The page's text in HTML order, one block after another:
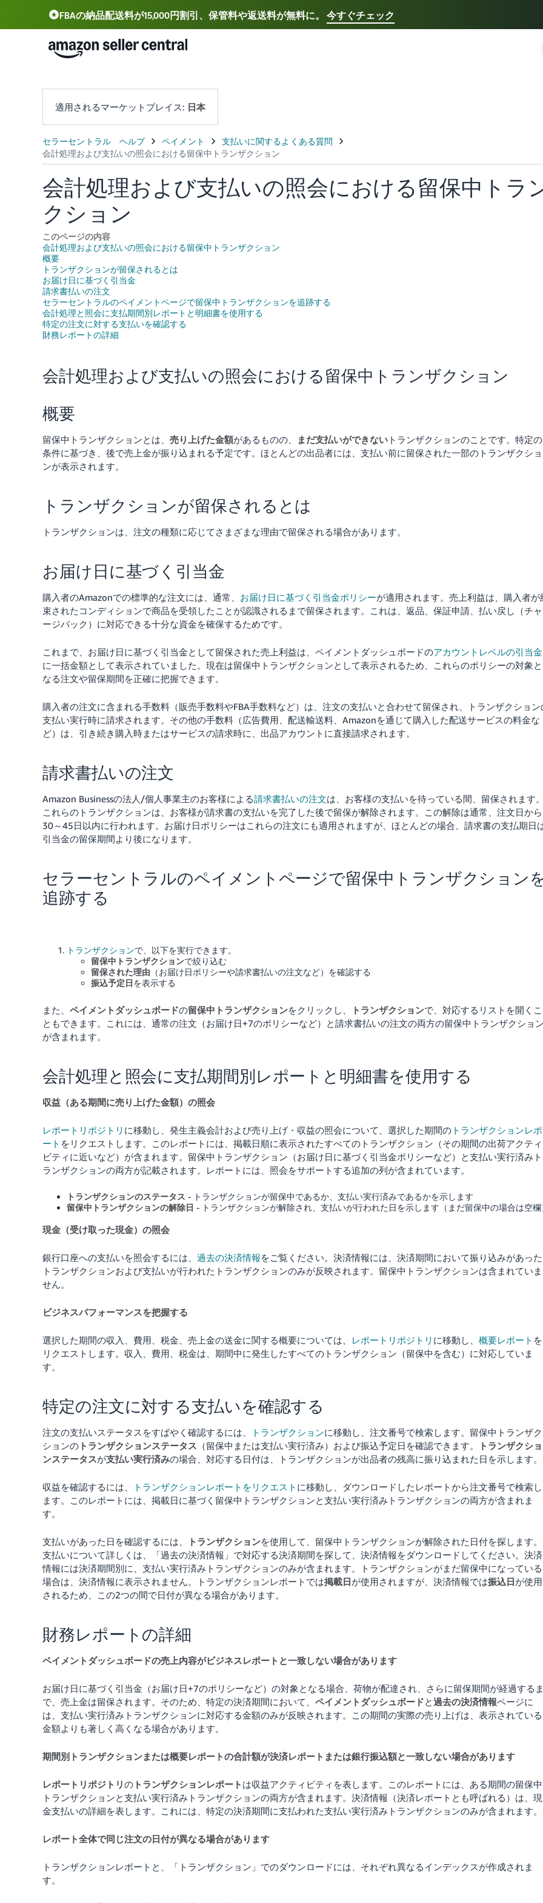
FBAの納品配送料が15,000円割引、保管料や返送料が無料に。 今すぐチェック
Select your preferred language
中文 - CN Deutsch - DE 日本
適用されるマーケットプレイス: 日本
会計処理および支払いの照会における留保中トラ
クション
このページの内容
会計処理および支払いの照会における留保中トランザクション
概要
トランザクションが留保されるとは
お届け日に基づく引当金
請求書払いの注文
セラーセントラルのペイメントページで留保中トランザクションを追跡する
会計処理と照会に支払期間別レポートと明細書を使用する
特定の注文に対する支払いを確認する
財務レポートの詳細
会計処理および支払いの照会における留保中トランザクション
概要
留保中トランザクションとは、 売り上げた金額があるものの、 まだ支払いができない トランザクションのことです。特定の
条件に基づき、後で売上金が振り込まれる予定です。ほとんどの出品者には、支払い前に留保された一部のトランザクショ
ンが表示されます。
トランザクションが留保されるとは
トランザクションは、注文の種類に応じてさまざまな理由で留保される場合があります。
お届け日に基づく引当金
購入者のAmazonでの標準的な注文には、通常、 お届け日に基づく引当金ポリシーが適用されます。売上利益は、購入者が
束されたコンディションで商品を受領したことが認識されるまで留保されます。これは、返品、保証申請、払い戻し（チャ
ージバック）に対応できる十分な資金を確保するためです。
これまで、お届け日に基づく引当金として留保された売上利益は、ペイメントダッシュボードのアカウントレベルの引当金
に一括金額として表示されていました。現在は留保中トランザクションとして表示されるため、これらのポリシーの対象と
なる注文や留保期間を正確に把握できます。
購入者の注文に含まれる手数料（販売手数料やFBA手数料など）は、注文の支払いと合わせて留保され、トランザクション
支払い実行時に請求されます。その他の手数料（広告費用、配送輸送料、Amazonを通じて購入した配送サービスの料金な
ど）は、引き続き購入時またはサービスの請求時に、出品アカウントに直接請求されます。
請求書払いの注文
Amazon Businessの法人/個人事業主のお客様による請求書払いの注文は、お客様の支払いを待っている間、留保されます。
これらのトランザクションは、お客様が請求書の支払いを完了した後で留保が解除されます。この解除は通常、注文日から
30～45日以内に行われます。お届け日ポリシーはこれらの注文にも適用されますが、ほとんどの場合、請求書の支払期日
引当金の留保期間より後になります。
セラーセントラルのペイメントページで留保中トランザクション
追跡する
トランザクションで、以下を実行できます。
留保中トランザクションで絞り込む
留保された理由 （お届け日ポリシーや請求書払いの注文など）を確認する
振込予定日を表示する
また、 ペイメントダッシュボードの留保中トランザクションをクリックし、 トランザクションで、対応するリストを開くこ
ともできます。これには、通常の注文（お届け日+7のポリシーなど）と請求書払いの注文の両方の留保中トランザクション
が含まれます。
会計処理と照会に支払期間別レポートと明細書を使用する
収益（ある期間に売り上げた金額）の照会
レポートリポジトリ に移動し、発生主義会計および売り上げ・収益の照会について、選択した期間の トランザクションレポ
ート をリクエストします。このレポートには、掲載日順に表示されたすべてのトランザクション（その期間の出荷アクティ
ビティに近いなど）が含まれます。留保中トランザクション（お届け日に基づく引当金ポリシーなど）と支払い実行済みト
ランザクションの両方が記載されます。レポートには、照会をサポートする追加の列が含まれています。
トランザクションのステータス - トランザクションが留保中であるか、支払い実行済みであるかを示します
留保中トランザクションの解除日 - トランザクションが解除され、支払いが行われた日を示します（まだ留保中の場合は空欄
現金（受け取った現金）の照会
銀行口座への支払いを照会するには、 過去の決済情報をご覧ください。決済情報には、決済期間において振り込みがあった
トランザクションおよび支払いが行われたトランザクションのみが反映されます。留保中トランザクションは含まれていま
せん。
ビジネスパフォーマンスを把握する
選択した期間の収入、費用、税金、売上金の送金に関する概要については、 レポートリポジトリ に移動し、 概要レポート を
リクエストします。収入、費用、税金は、期間中に発生したすべてのトランザクション（留保中を含む）に対応していま
す。
特定の注文に対する支払いを確認する
注文の支払いステータスをすばやく確認するには、 トランザクションに移動し、注文番号で検索します。留保中トランザク
ションの トランザクションステータス （留保中または支払い実行済み）および振込予定日を確認できます。
トランザクショ
ンステータスが支払い実行済みの場合、対応する日付は、トランザクションが出品者の残高に振り込まれた日を示します。
収益を確認するには、 トランザクションレポートをリクエスト に移動し、ダウンロードしたレポートから注文番号で検索し
ます。このレポートには、掲載日に基づく留保中トランザクションと支払い実行済みトランザクションの両方が含まれま
す。
支払いがあった日を確認するには、 トランザクションを使用して、留保中トランザクションが解除された日付を探します。
支払いについて詳しくは、「過去の決済情報」で対応する決済期間を探して、決済情報をダウンロードしてください。決済
情報には決済期間別に、支払い実行済みトランザクションのみが含まれます。トランザクションがまだ留保中になっている
場合は、決済情報に表示されません。トランザクションレポートでは掲載日が使用されますが、決済情報では振込日が使用
されるため、この2つの間で日付が異なる場合があります。
財務レポートの詳細
ペイメントダッシュボードの売上内容がビジネスレポートと一致しない場合があります
お届け日に基づく引当金（お届け日+7のポリシーなど）の対象となる場合、荷物が配達され、さらに留保期間が経過するま
で、売上金は留保されます。そのため、特定の決済期間において、 ペイメントダッシュボードと過去の決済情報ページに
は、支払い実行済みトランザクションに対応する金額のみが反映されます。この期間の実際の売り上げは、表示されている
金額よりも著しく高くなる場合があります。
期間別トランザクションまたは概要レポートの合計額が決済レポートまたは銀行振込額と一致しない場合があります
レポートリポジトリの トランザクションレポート は収益アクティビティを表します。このレポートには、ある期間の留保中
トランザクションと支払い実行済みトランザクションの両方が含まれます。決済情報（決済レポートとも呼ばれる）は、現
金支払いの詳細を表します。これには、特定の決済期間に支払われた支払い実行済みトランザクションのみが含まれます。
レポート全体で同じ注文の日付が異なる場合があります
トランザクションレポートと、「トランザクション」でのダウンロードには、それぞれ異なるインデックスが作成されま
す。